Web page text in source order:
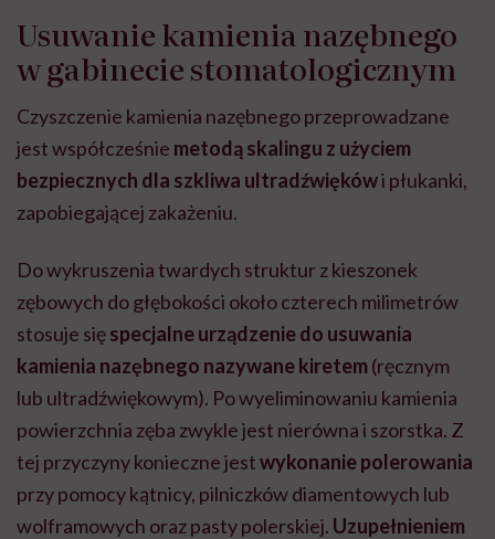
Usuwanie kamienia nazębnego
w gabinecie stomatologicznym
Czyszczenie kamienia nazębnego przeprowadzane
jest współcześnie metodą skalingu z użyciem
bezpiecznych dla szkliwa ultradźwiękówi płukanki,
zapobiegającej zakażeniu.
Do wykruszenia twardych struktur z kieszonek
zębowych do głębokości około czterech milimetrów
stosuje sięspecjalne urządzenie do usuwania
kamienia nazębnego nazywane kiretem (ręcznym
lub ultradźwiękowym). Po wyeliminowaniu kamienia
powierzchnia zęba zwykle jest nierówna i szorstka. Z
tej przyczyny konieczne jestwykonanie polerowania
przy pomocy kątnicy, pilniczków diamentowych lub
wolframowych oraz pasty polerskiej. Uzupełnieniem